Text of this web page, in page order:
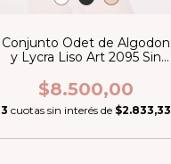
Conjunto Odet de Algodon
y Lycra Liso Art 2095 Sin
$8.500,00
3 cuotas sin interés de $2.833,33